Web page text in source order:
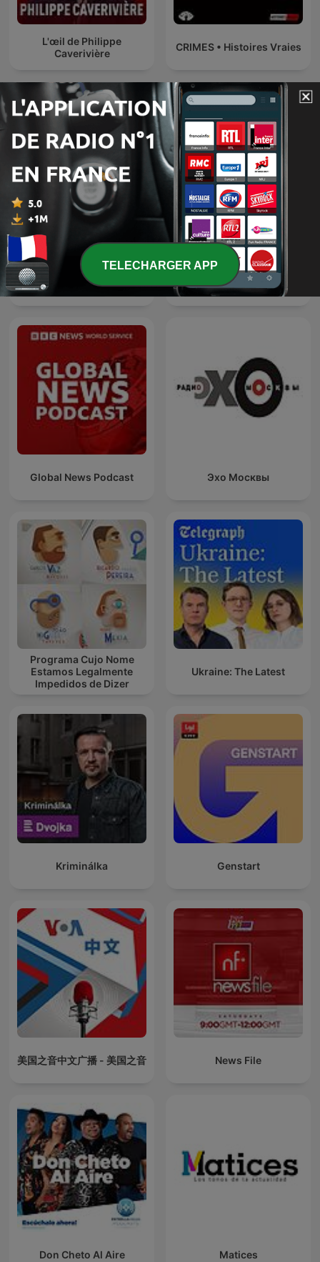
L'œil de Philippe
Caverivière
CRIMES • Histoires Vraies
Podcasts internationaux Actualités
The Dan Bongino Show Es la Mañana de Federico
Global News Podcast Эхо Москвы
Programa Cujo Nome
Estamos Legalmente
Impedidos de Dizer
Ukraine: The Latest
Kriminálka Genstart
美国之音中文广播 - 美国之音 News File
Don Cheto Al Aire Matices
TELECHARGER APP